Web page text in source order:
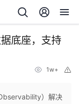
底座，支持
1w+
）解决